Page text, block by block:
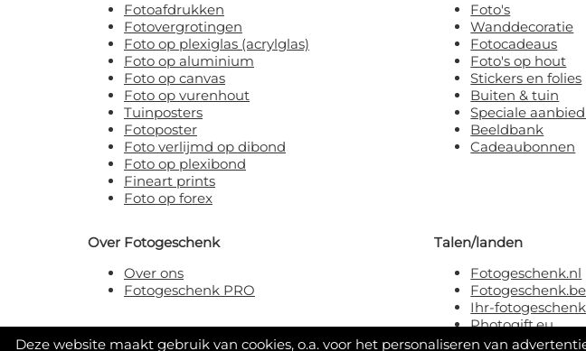
Deze website maakt gebruik van cookies, o.a. voor het personaliseren van
Fotoafdrukken
Fotovergrotingen
Foto op plexiglas (acrylglas)
Foto op aluminium
Foto op canvas
Foto op vurenhout
Tuinposters
Fotoposter
Foto verlijmd op dibond
Foto op plexibond
Fineart prints
Foto op forex
Foto's
Wanddecoratie
Fotocadeaus
Foto's op hout
Stickers en folies
Buiten & tuin
Speciale
Beeldbank
Cadeaubonnen
Over Fotogeschenk
Over ons
Fotogeschenk PRO
Talen/landen
Fotogeschenk.nl
Fotogeschenk.be
Ihr-
Photogift.eu